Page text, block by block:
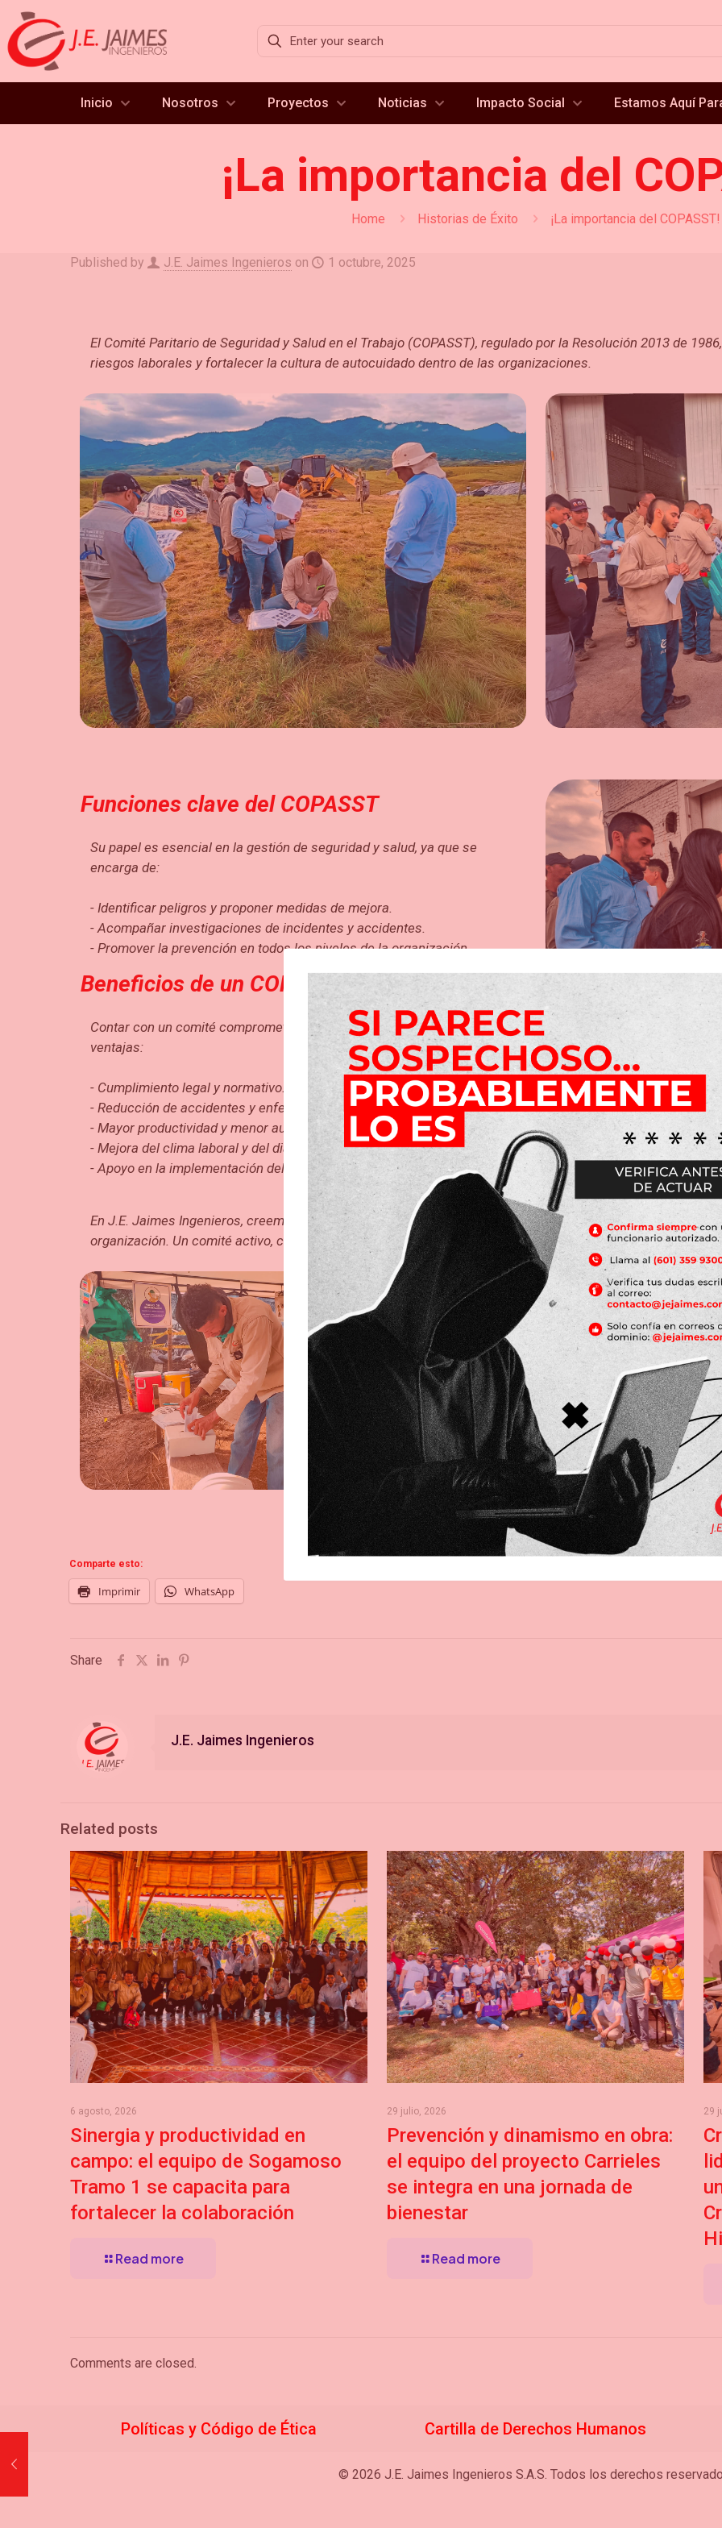
Inicio Nosotros Proyectos Noticias Impacto Social Estamos Aquí
¡La importancia del
Home Historias de Éxito ¡La importancia del COPASST!
Published by J.E. Jaimes Ingenieros on 1 octubre, 2025
El Comité Paritario de Seguridad y Salud en el Trabajo (COPASST), regulado por la Resolución 2013 de
riesgos laborales y fortalecer la cultura de autocuidado dentro de las organizaciones.
Funciones clave del COPASST
Su papel es esencial en la gestión de seguridad y salud, ya que se
encarga de:
- Identificar peligros y proponer medidas de mejora.
- Acompañar investigaciones de incidentes y accidentes.
- Promover la prevención en todos los niveles de la organización.
Beneficios de un COPASST activo
Contar con un comité comprometido y capacitado aporta múltiples
ventajas:
- Cumplimiento legal y normativo.
- Reducción de accidentes y enfermedades laborales.
- Mayor productividad y menor ausentismo.
- Mejora del clima laboral y del diálogo social.
- Apoyo en la implementación del SG-SST.
En J.E. Jaimes Ingenieros, creemos que un COPASST sólido no solo protege a los colaboradores, sino
organización. Un comité activo, capacitado y comprometido es garantía de bienestar, seguridad y calidad
Comparte esto:
Imprimir WhatsApp
Share
J.E. Jaimes Ingenieros
Related posts
6 agosto, 2026
Sinergia y productividad en
campo: el equipo de Sogamoso
Tramo 1 se capacita para
fortalecer la colaboración
Read more
29 julio, 2026
Prevención y dinamismo en obra:
el equipo del proyecto Carrieles
se integra en una jornada de
bienestar
Read more
29
Comments are closed.
Políticas y Código deÉtica Cartilla de Derechos Humanos
© 2026 J.E. Jaimes Ingenieros S.A.S. Todos los derechos